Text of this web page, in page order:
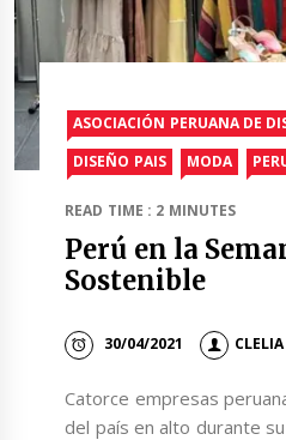
ASOCIACIÓN PERUANA DE
DISEÑO PAIS
MODA
READ TIME : 2 MINUTES
Perú en la
Sostenible
30/04/2021
Catorce empresas
del país en alto durante